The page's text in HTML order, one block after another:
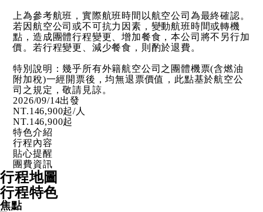
上為參考航班，實際航班時間以航空公司為最終確認。
若因航空公司或不可抗力因素，變動航班時間或轉機
點，造成團體行程變更、增加餐食，本公司將不另行加
價。若行程變更、減少餐食，則酌於退費。
特別說明：幾乎所有外籍航空公司之團體機票(含燃油
附加稅)一經開票後，均無退票價值，此點基於航空公
司之規定，敬請見諒。
2026/09/14出發
NT.146,900起/人
NT.146,900起
特色介紹
行程內容
貼心提醒
團費資訊
行程地圖
行程特色
焦點